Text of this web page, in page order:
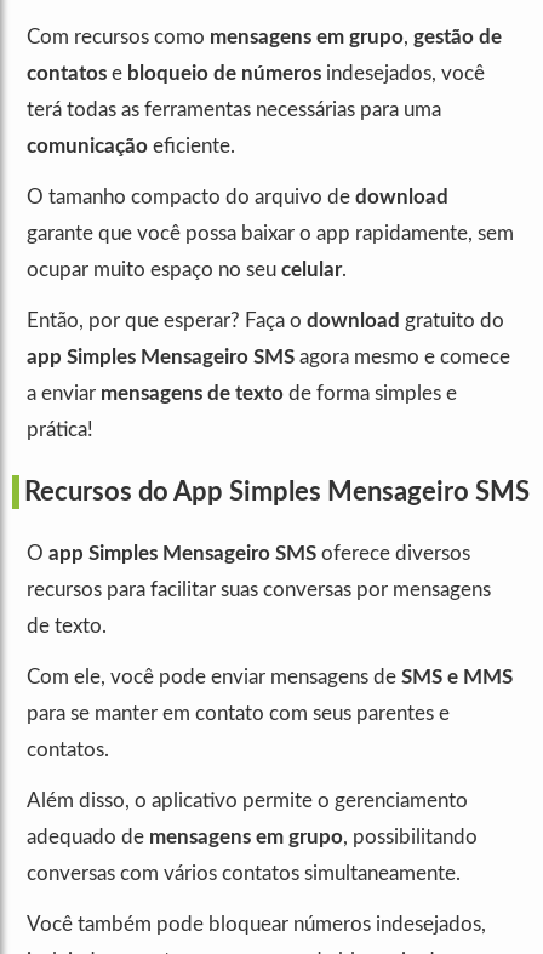
Com recursos como mensagens em grupo, gestão de
contatos e bloqueio de números indesejados, você
terá todas as ferramentas necessárias para uma
comunicação eficiente.
O tamanho compacto do arquivo de download
garante que você possa baixar o app rapidamente, sem
ocupar muito espaço no seu celular.
Então, por que esperar? Faça o download gratuito do
app Simples Mensageiro SMS agora mesmo e comece
a enviar mensagens de texto de forma simples e
prática!
Recursos do App Simples Mensageiro SMS
O app Simples Mensageiro SMS oferece diversos
recursos para facilitar suas conversas por mensagens
de texto.
Com ele, você pode enviar mensagens de SMS e MMS
para se manter em contato com seus parentes e
contatos.
Além disso, o aplicativo permite o gerenciamento
adequado de mensagens em grupo, possibilitando
conversas com vários contatos simultaneamente.
Você também pode bloquear números indesejados,